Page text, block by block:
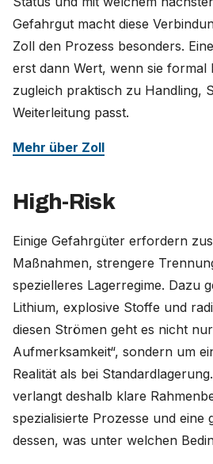
Gefahrgut macht diese
Zoll den Prozess besonders.
erst dann Wert, wenn sie formal
zugleich praktisch zu Handling,
Weiterleitung passt.
Mehr über Zoll
High-Risk
Einige Gefahrgüter erfordern
Maßnahmen, strengere
spezielleres Lagerregime. Dazu
Lithium, explosive Stoffe und
diesen Strömen geht es nicht
Aufmerksamkeit“, sondern um
Realität als bei
verlangt deshalb klare
spezialisierte Prozesse und eine
dessen, was unter welchen